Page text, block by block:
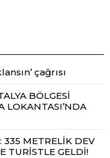
çağrısı
BÖLGESİ
LOKANTASI’NDA
335 METRELİK DEV
TURİSTLE GELDİ!